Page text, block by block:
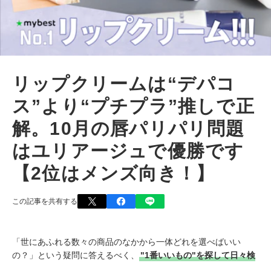
リップクリームは“デパコ
ス”より“プチプラ”推しで正
解。10月の唇パリパリ問題
はユリアージュで優勝です
【2位はメンズ向き！】
この記事を共有する
「世にあふれる数々の商品のなかから一体どれを選べばいい
の？」という疑問に答えるべく、
"1番いいもの"を探して日々検